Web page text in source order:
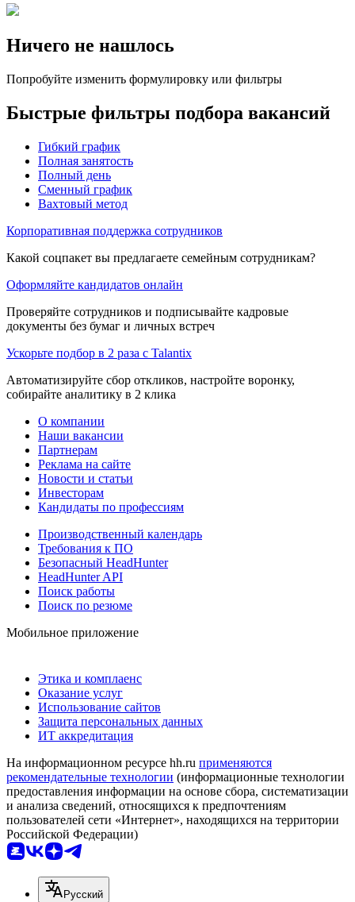
Ничего не нашлось
Попробуйте изменить формулировку или фильтры
Быстрые фильтры подбора вакансий
Гибкий график
Полная занятость
Полный день
Сменный график
Вахтовый метод
Корпоративная поддержка сотрудников
Какой соцпакет вы предлагаете семейным сотрудникам?
Оформляйте кандидатов онлайн
Проверяйте сотрудников и подписывайте кадровые
документы без бумаг и личных встреч
Ускорьте подбор в 2 раза с Talantix
Автоматизируйте сбор откликов, настройте воронку,
собирайте аналитику в 2 клика
О компании
Наши вакансии
Партнерам
Реклама на сайте
Новости и статьи
Инвесторам
Кандидаты по профессиям
Производственный календарь
Требования к ПО
Безопасный HeadHunter
HeadHunter API
Поиск работы
Поиск по резюме
Мобильное приложение
Этика и комплаенс
Оказание услуг
Использование сайтов
Защита персональных данных
ИТ аккредитация
На информационном ресурсе hh.ru применяются
рекомендательные технологии (информационные технологии
предоставления информации на основе сбора, систематизации
и анализа сведений, относящихся к предпочтениям
пользователей сети «Интернет», находящихся на территории
Российской Федерации)
Русский